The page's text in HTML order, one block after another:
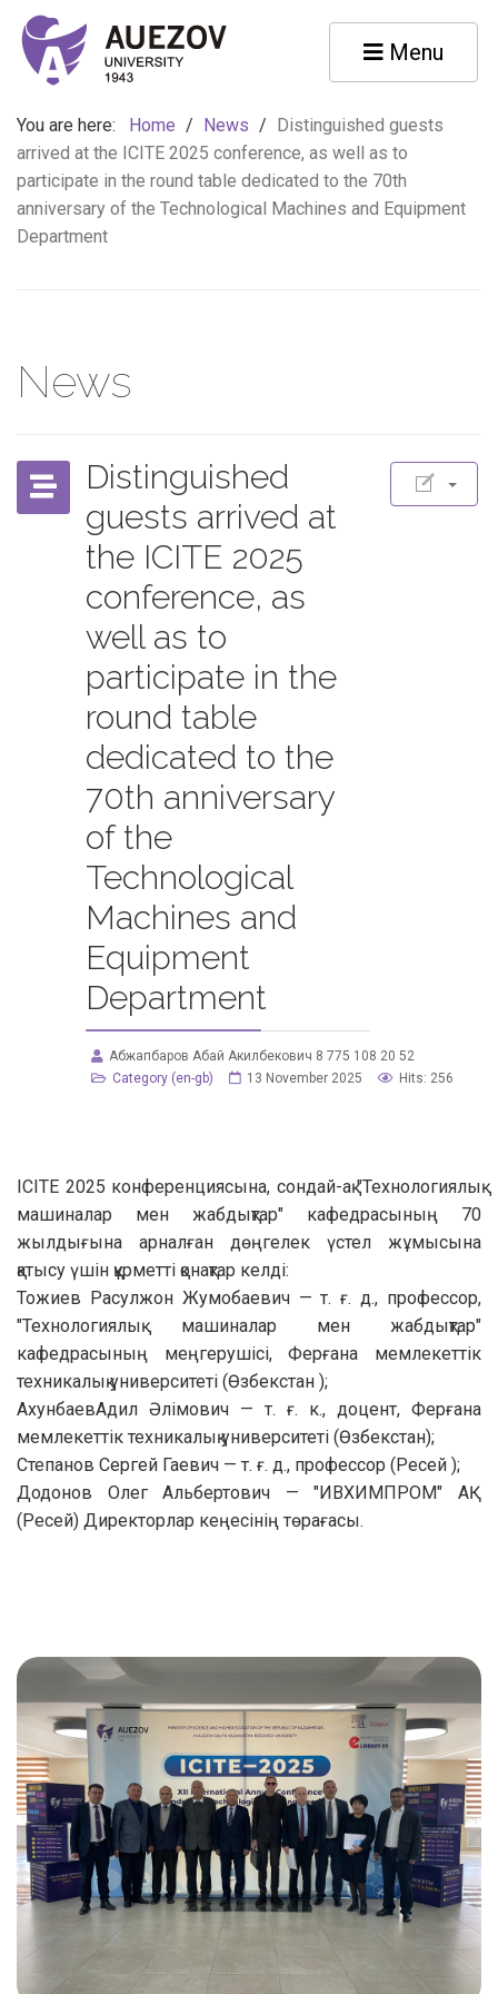
Menu
You are here: Home / News / Distinguished guests
arrived at the ICITE 2025 conference, as well as to
participate in the round table dedicated to the 70th
anniversary of the Technological Machines and Equipment
Department
News
Distinguished
guests arrived at
the ICITE 2025
conference, as
well as to
participate in the
round table
dedicated to the
70th anniversary
of the
Technological
Machines and
Equipment
Department
Абжапбаров Абай Акилбекович 8 775 108 20 52
Category (en-gb)
13 November 2025 Hits: 256
ICITE 2025 конференциясына, сондай-ақ "Технологиялық
машиналар мен жабдықтар" кафедрасының 70
жылдығына арналған дөңгелек үстел жұмысына
қатысу үшін құрметті қонақтар келді:
Тожиев Расулжон Жумобаевич — т. ғ. д., профессор,
"Технологиялық машиналар мен жабдықтар"
кафедрасының меңгерушісі, Ферғана мемлекеттік
техникалық университеті (Өзбекстан );
АхунбаевАдил Әлімович — т. ғ. к., доцент, Ферғана
мемлекеттік техникалық университеті (Өзбекстан);
Степанов Сергей Гаевич — т. ғ. д., профессор (Ресей );
Додонов Олег Альбертович — "ИВХИМПРОМ" АҚ
(Ресей) Директорлар кеңесінің төрағасы.